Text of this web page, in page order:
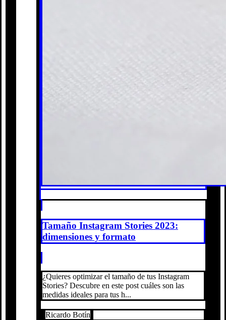
Tamaño Instagram Stories 2023:
dimensiones y formato
¿Quieres optimizar el tamaño de tus Instagram
Stories? Descubre en este post cuáles son las
medidas ideales para tus h...
Ricardo Botín